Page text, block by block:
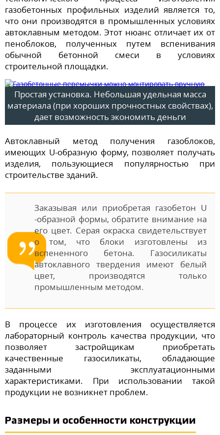
газобетонных профильных изделий является то,
что они производятся в промышленных условиях
автоклавным методом. Этот нюанс отличает их от
пеноблоков, полученных путем вспенивания
обычной бетонной смеси в условиях
строительной площадки.
Простая установка. Небольшая удельная масса
материала (при хороших прочностных свойствах),
дает возможность экономить деньги
Автоклавный метод получения газоблоков,
имеющих U-образную форму, позволяет получать
изделия, пользующиеся популярностью при
строительстве зданий.
Заказывая или приобретая газобетон U
-образной формы, обратите внимание на
его цвет. Серая окраска свидетельствует
о том, что блоки изготовлены из
вспененного бетона. Газосиликаты
автоклавного твердения имеют белый
цвет, производятся только
промышленным методом.
В процессе их изготовления осуществляется
лабораторный контроль качества продукции, что
позволяет застройщикам приобретать
качественные газосиликаты, обладающие
заданными эксплуатационными
характеристиками. При использовании такой
продукции не возникнет проблем.
Размеры и особенности конструкции